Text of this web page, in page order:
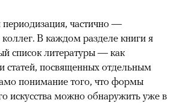
частично —
коллег. В каждом разделе книги я
список литературы — как
статей, посвященных отдельным
понимание того, что формы
искусства можно обнаружить уже в